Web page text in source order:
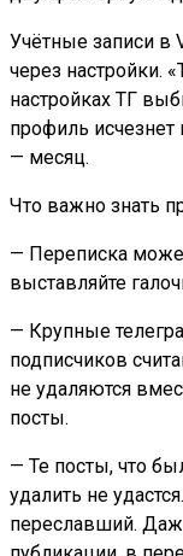
Учётные записи в
через настройки.
настройках ТГ
профиль
— месяц.
Что важно знать
— Переписка
выставляйте
— Крупные
подписчиков
не удаляются
посты.
— Те посты, что
удалить не
переславший.